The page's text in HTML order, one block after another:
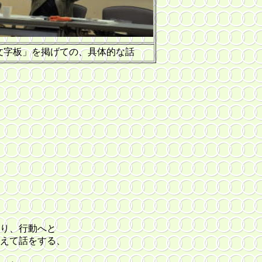
字板」を掲げての、具体的な話
り、行動へと
話をする、